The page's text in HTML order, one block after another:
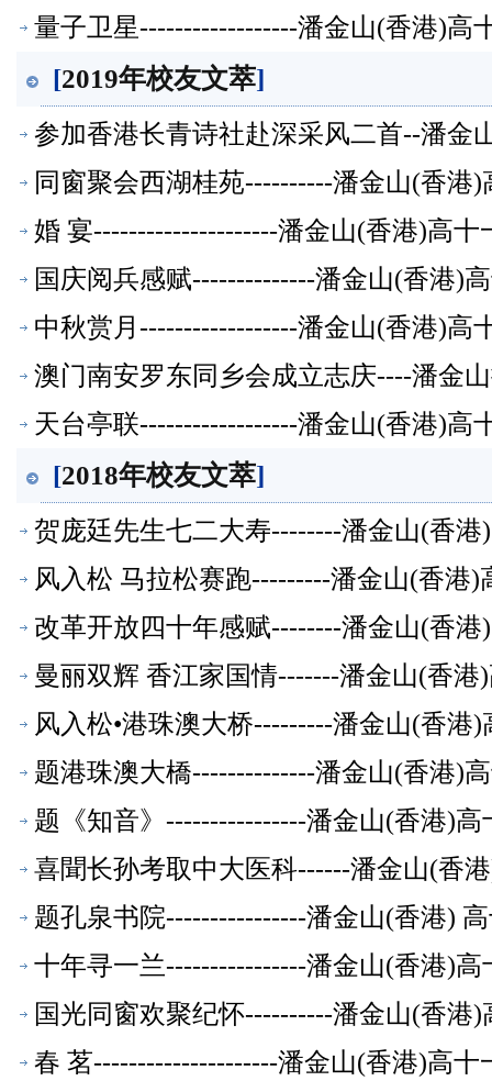
量子卫星------------------潘金山(香港)高
[2019年校友文萃]
参加香港长青诗社赴深采风二首--潘金
同窗聚会西湖桂苑----------潘金山(香港
婚 宴---------------------潘金山(香港)高十
国庆阅兵感赋--------------潘金山(香港)
中秋赏月------------------潘金山(香港)高
澳门南安罗东同乡会成立志庆----潘金
天台亭联------------------潘金山(香港)高
[2018年校友文萃]
贺庞廷先生七二大寿--------潘金山(香
风入松 马拉松赛跑---------潘金山(香港
改革开放四十年感赋--------潘金山(香
曼丽双辉 香江家国情-------潘金山(香
风入松•港珠澳大桥---------潘金山(香港
题港珠澳大橋--------------潘金山(香港)
题《知音》----------------潘金山(香港)
喜聞长孙考取中大医科------潘金山(香
题孔泉书院----------------潘金山(香港)
十年寻一兰----------------潘金山(香港)
国光同窗欢聚纪怀----------潘金山(香港
春 茗---------------------潘金山(香港)高十